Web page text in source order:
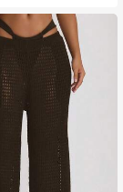
aan het strand of
Effen kleur.